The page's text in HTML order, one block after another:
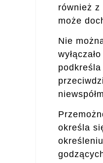
również z
może
Nie
określa